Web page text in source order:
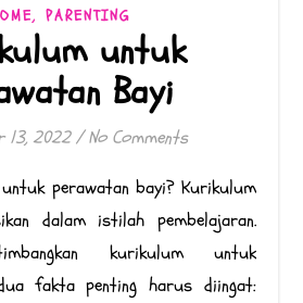
, PARENTING
untuk
Bayi
13, 2022 / No Comments
dalam istilah pembelajaran.
kurikulum untuk
fakta penting harus diingat: